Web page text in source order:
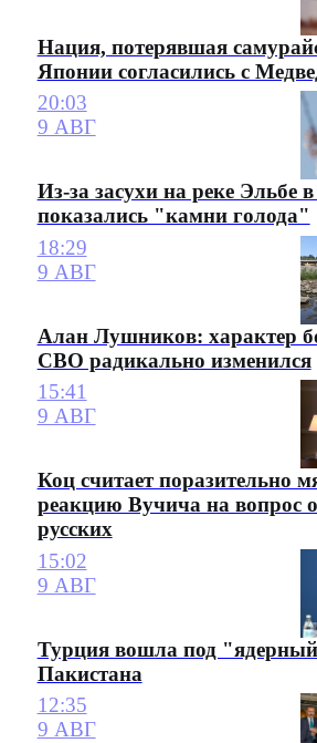
Нация, потерявшая
Японии согласились с
20:03
9 АВГ
Из-за засухи на реке Эльбе
показались "камни голода"
18:29
9 АВГ
Алан Лушников: характер
СВО радикально изменился
15:41
9 АВГ
Коц считает поразительно
реакцию Вучича на вопрос
русских
15:02
9 АВГ
Турция вошла под
Пакистана
12:35
9 АВГ